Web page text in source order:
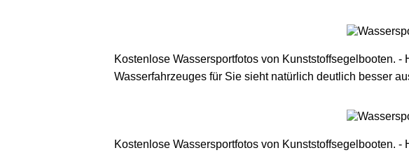
Kostenlose Wassersportfotos von Kunststoffsegelbooten. -
Wasserfahrzeuges für Sie sieht natürlich deutlich besser
Kostenlose Wassersportfotos von Kunststoffsegelbooten. -